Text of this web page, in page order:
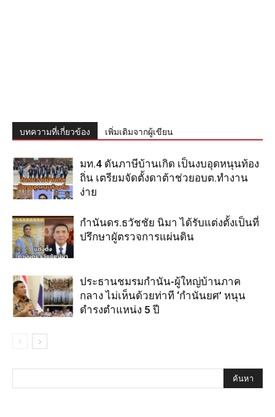
บทความที่เกี่ยวข้อง เพิ่มเติมจากผู้เขียน
มท.4 ดันภาษีบ้านเกิด เป็นงบอุดหนุนท้อง
ถิ่น เตรียมจัดตั้งดาต้าช่วยอบต.ทำงาน
ง่าย
กำนันดร.ธวัชชัย นิมา ได้รับแต่งตั้งเป็นที่
ปรึกษาผูัตรวจการแผ่นดิน
ประธานชมรมกำนัน-ผู้ใหญ่บ้านภาค
กลาง ไม่เห็นด้วยท่าที ‘กำนันยศ’ หนุน
ดำรงตำแหน่ง 5 ปี